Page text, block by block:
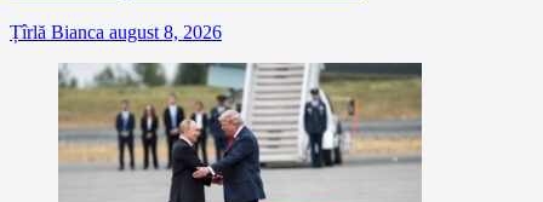
Țîrlă Bianca august 8, 2026